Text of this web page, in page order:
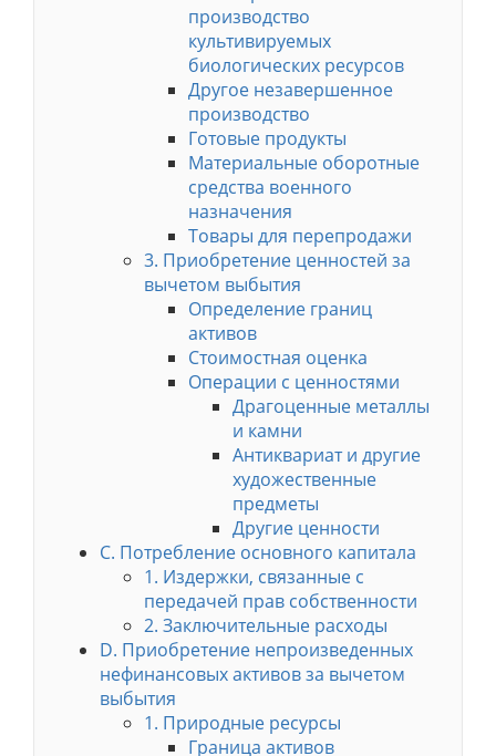
производство
культивируемых
биологических ресурсов
Другое незавершенное
производство
Готовые продукты
Материальные оборотные
средства военного
назначения
Товары для перепродажи
3. Приобретение ценностей за
вычетом выбытия
Определение границ
активов
Стоимостная оценка
Операции с ценностями
Драгоценные металлы
и камни
Антиквариат и другие
художественные
предметы
Другие ценности
C. Потребление основного капитала
1. Издержки, связанные с
передачей прав собственности
2. Заключительные расходы
D. Приобретение непроизведенных
нефинансовых активов за вычетом
выбытия
1. Природные ресурсы
Граница активов